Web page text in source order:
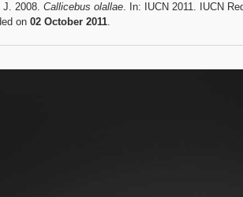
J. 2008. Callicebus olallae. In: IUCN 2011. IUCN
on 02 October 2011.